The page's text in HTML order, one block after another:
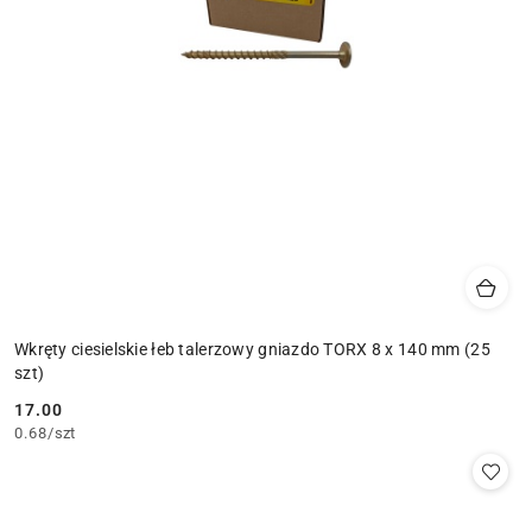
Wkręty ciesielskie łeb talerzowy gniazdo TORX 8 x 140 mm (25
szt)
Cena:
17.00
0.68/szt